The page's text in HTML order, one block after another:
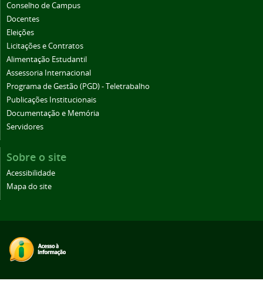
Conselho de Campus
Docentes
Eleições
Licitações e Contratos
Alimentação Estudantil
Assessoria Internacional
Programa de Gestão (PGD) - Teletrabalho
Publicações Institucionais
Documentação e Memória
Servidores
Sobre o site
Acessibilidade
Mapa do site